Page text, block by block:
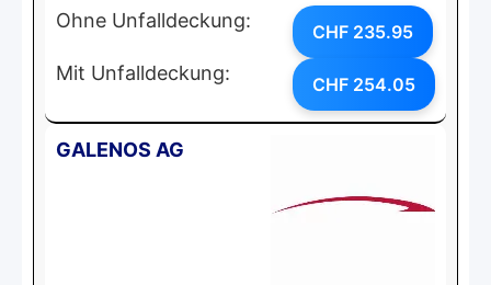
Ohne Unfalldeckung: CHF 235.95
Mit Unfalldeckung: CHF 254.05
GALENOS AG